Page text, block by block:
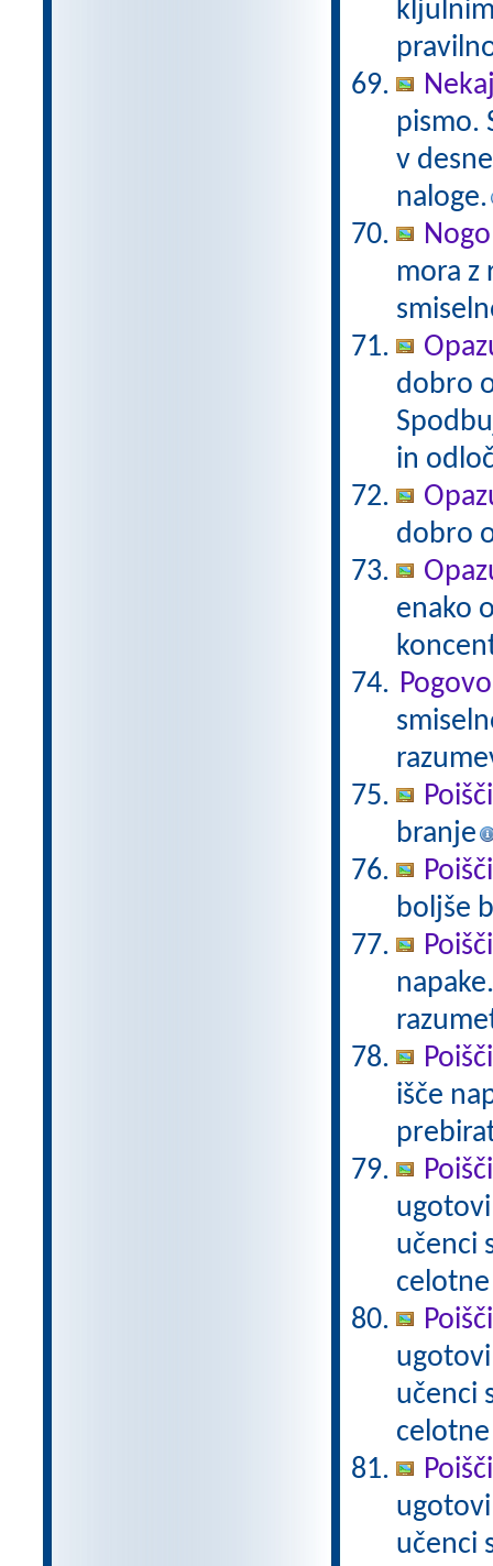
pismo.
v
naloge.
mora z
dobro
in
dobro
enako
branje
boljše
išče
učenci
učenci
učenci